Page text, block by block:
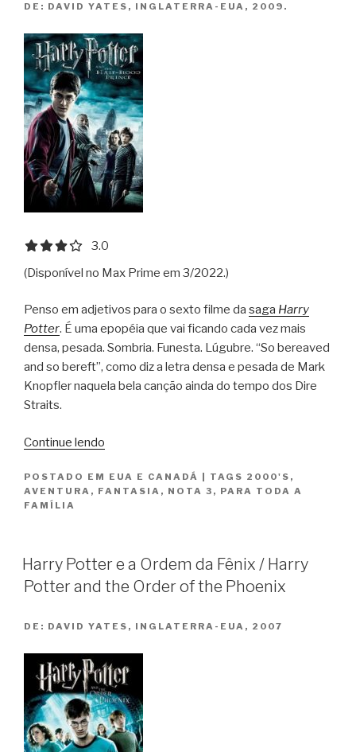
DE: DAVID YATES, INGLATERRA-EUA, 2009.
3.0 out of 5.0 stars
3.0
(Disponível no Max Prime em 3/2022.)
Penso em adjetivos para o sexto filme da saga Harry
Potter. É uma epopéia que vai ficando cada vez mais
densa, pesada. Sombria. Funesta. Lúgubre. “So bereaved
and so bereft”, como diz a letra densa e pesada de Mark
Knopfler naquela bela canção ainda do tempo dos Dire
Straits.
Continue lendo
e
o
Príncipe
Harry
and
the
Half-
Blood
Prince”
POSTADO EM EUA E CANADÁ TAGS 2000'S ,
AVENTURA , FANTASIA , NOTA 3 , PARA TODA A
FAMÍLIA
Harry Potter e a Ordem da Fênix / Harry
Potter and the Order of the Phoenix
DE: DAVID YATES, INGLATERRA-EUA, 2007